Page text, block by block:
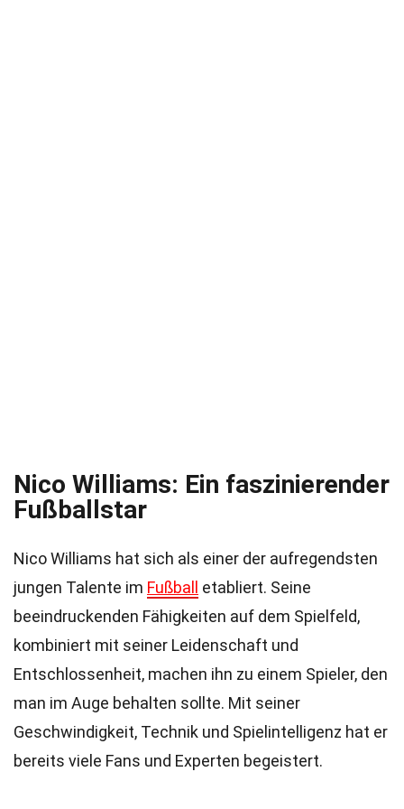
Nico Williams: Ein faszinierender
Fußballstar
Nico Williams hat sich als einer der aufregendsten
jungen Talente im Fußball
etabliert. Seine
beeindruckenden Fähigkeiten auf dem Spielfeld,
kombiniert mit seiner Leidenschaft und
Entschlossenheit, machen ihn zu einem Spieler, den
man im Auge behalten sollte. Mit seiner
Geschwindigkeit, Technik und Spielintelligenz hat er
bereits viele Fans und Experten begeistert.